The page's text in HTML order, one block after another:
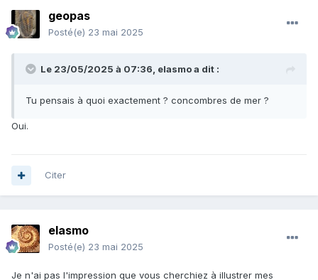
geopas
Posté(e) 23 mai 2025
Le 23/05/2025 à 07:36, elasmoa dit :
Tu pensais à quoi exactement ? concombres de mer ?
Oui.
Citer
elasmo
Posté(e) 23 mai 2025
Je n'ai pas l'impression que vous cherchiez à illustrer mes